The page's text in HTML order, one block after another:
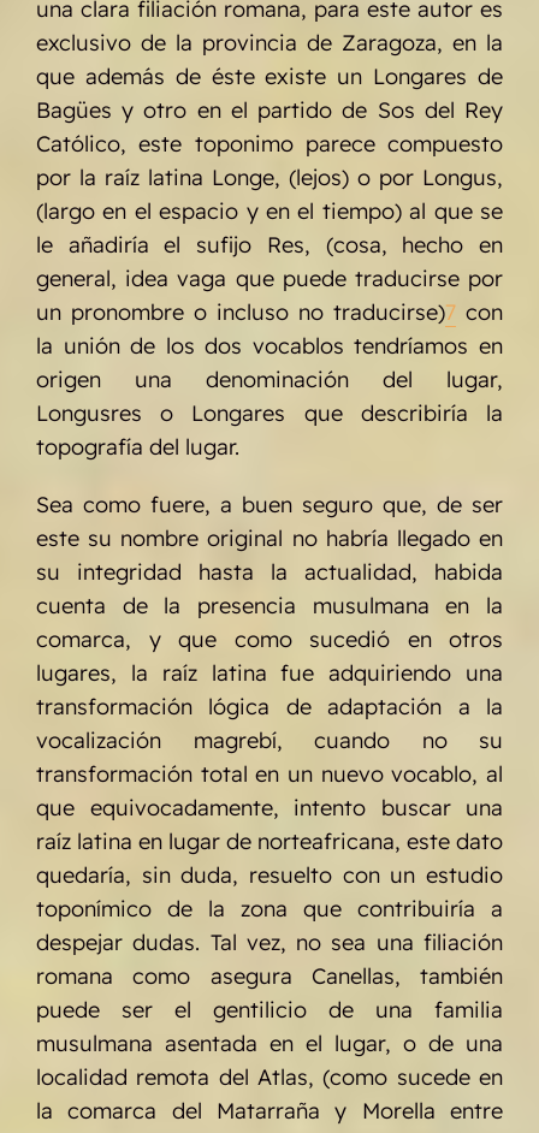
una clara filiación romana, para este autor es
exclusivo de la provincia de Zaragoza, en la
que además de éste existe un Longares de
Bagües y otro en el partido de Sos del Rey
Católico, este toponimo parece compuesto
por la raíz latina Longe, (lejos) o por Longus,
(largo en el espacio y en el tiempo) al que se
le añadiría el sufijo Res, (cosa, hecho en
general, idea vaga que puede traducirse por
un pronombre o incluso no traducirse)7 con
la unión de los dos vocablos tendríamos en
origen una denominación del lugar,
Longusres o Longares que describiría la
topografía del lugar.
Sea como fuere, a buen seguro que, de ser
este su nombre original no habría llegado en
su integridad hasta la actualidad, habida
cuenta de la presencia musulmana en la
comarca, y que como sucedió en otros
lugares, la raíz latina fue adquiriendo una
transformación lógica de adaptación a la
vocalización magrebí, cuando no su
transformación total en un nuevo vocablo, al
que equivocadamente, intento buscar una
raíz latina en lugar de norteafricana, este dato
quedaría, sin duda, resuelto con un estudio
toponímico de la zona que contribuiría a
despejar dudas. Tal vez, no sea una filiación
romana como asegura Canellas, también
puede ser el gentilicio de una familia
musulmana asentada en el lugar, o de una
localidad remota del Atlas, (como sucede en
la comarca del Matarraña y Morella entre